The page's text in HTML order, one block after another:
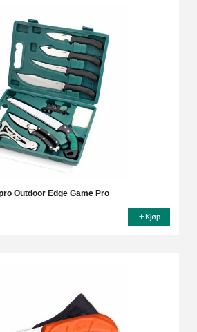
Outdoor Edge Game Pro
Kjøp